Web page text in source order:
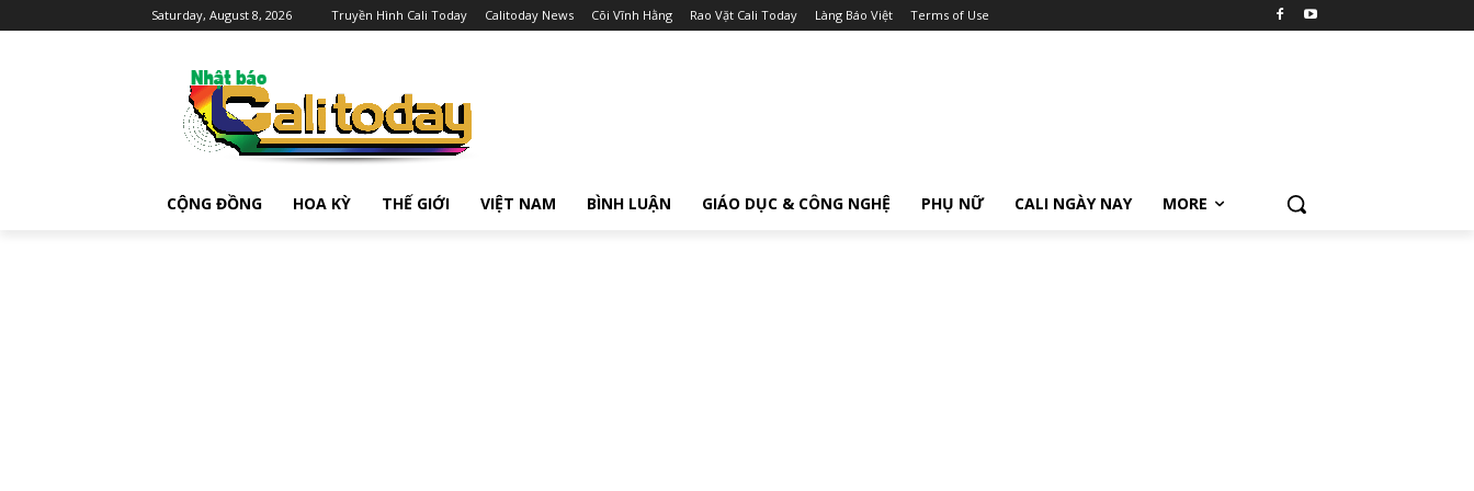
Saturday, August 8, 2026 Truyền Hình Cali Today Calitoday News Cõi Vĩnh Hằng Rao Vặt Cali Today Làng Báo Việt Terms of Use
CỘNG ĐỒNG HOA KỲ THẾ GIỚI VIỆT NAM BÌNH LUẬN GIÁO DỤC & CÔNG NGHỆ PHỤ NỮ CALI NGÀY NAY MORE